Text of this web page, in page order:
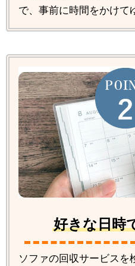
で、事前に時間をかけて
好きな日時
ソファの回収サービスを